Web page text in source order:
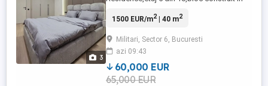
3
luminoasa,cu camera
inchiriaza mobilata si utilata.Zona este
buna,aproape de metrou,magazine,centre
comerciale si parcuri,cu acces rapid la
mijloacele de ...
1500 EUR/m2| 40 m2
Militari, Sector 6, Bucuresti
azi 09:43
60,000 EUR
65,000 EUR